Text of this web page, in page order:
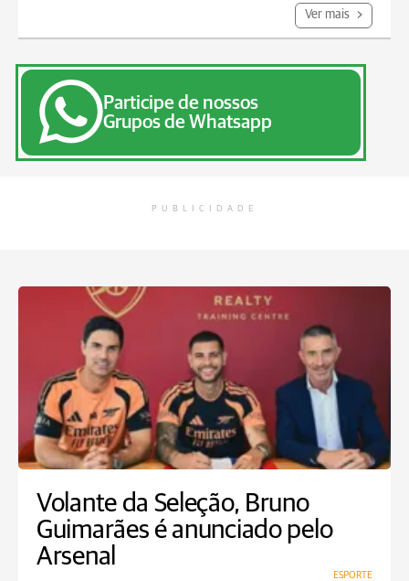
Ver mais
Participe de nossos
Grupos de Whatsapp
PUBLICIDADE
Volante da Seleção, Bruno
Guimarães é anunciado pelo
Arsenal
ESPORTE